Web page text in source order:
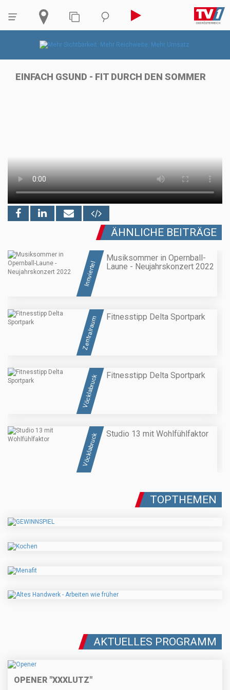
EINFACH GSUND - FIT DURCH DEN SOMMER
ÄHNLICHE BEITRÄGE
Innviertel
Musiksommer in Opernball-
Laune - Neujahrskonzert 2022
Zentralraum Fitnesstipp Delta Sportpark
Vöcklabruck Fitnesstipp Delta Sportpark
Vöcklabruck Studio 13 mit Wohlfühlfaktor
TOPTHEMEN
AKTUELLES PROGRAMM
OPENER "XXXLUTZ"